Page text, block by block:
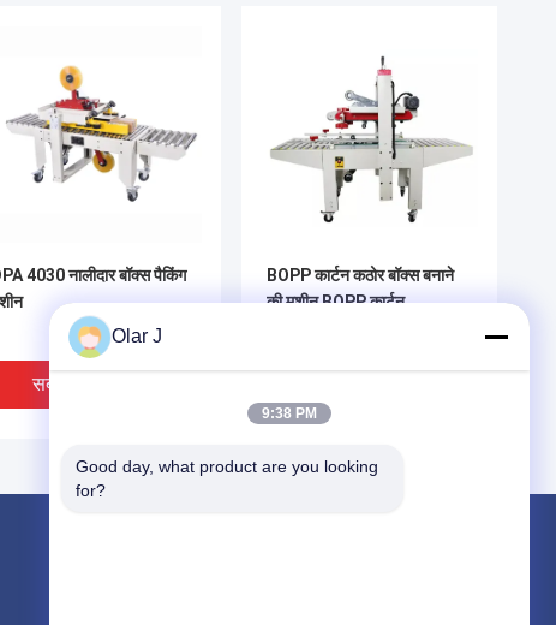
4030 नालीदार बॉक्स पैकिंग
सबसे अच्छी कीमत
BOPP कार्टन कठोर बॉक्स बनाने
की मशीन BOPP कार्टन
Olar J
9:38 PM
Good day, what product are you looking
for?